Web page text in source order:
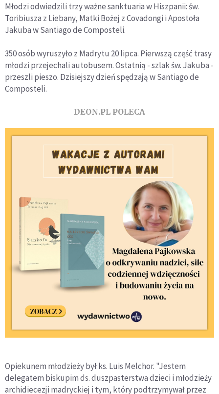
Młodzi odwiedzili trzy ważne sanktuaria w Hiszpanii: św.
Toribiusza z Liebany, Matki Bożej z Covadongi i Apostoła
Jakuba w Santiago de Composteli.
350 osób wyruszyło z Madrytu 20 lipca. Pierwszą część trasy
młodzi przejechali autobusem. Ostatnią - szlak św. Jakuba -
przeszli pieszo. Dzisiejszy dzień spędzają w Santiago de
Composteli.
DEON.PL POLECA
Opiekunem młodzieży był ks. Luis Melchor. "Jestem
delegatem biskupim ds. duszpasterstwa dzieci i młodzieży
archidiecezji madryckiej i tym, który podtrzymywał przez